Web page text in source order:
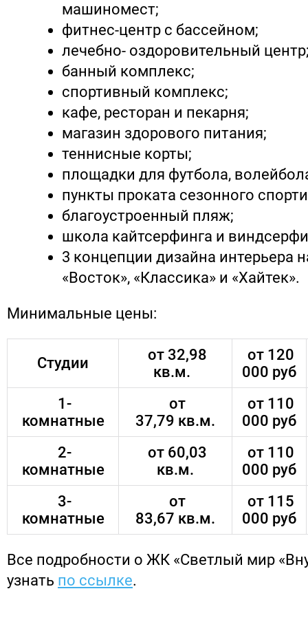
машиномест;
фитнес-центр с бассейном;
лечебно- оздоровительный
банный комплекс;
спортивный комплекс;
кафе, ресторан и пекарня;
магазин здорового питания;
теннисные корты;
площадки для футбола,
пункты проката сезонного
благоустроенный пляж;
школа кайтсерфинга и
3 концепции дизайна интерьера
«Восток», «Классика» и «Хайтек».
Минимальные цены:
Студии
от 32,98
кв.м.
от 120
000 руб
1-
комнатные
от
37,79 кв.м.
от 110
000 руб
2-
комнатные
от 60,03
кв.м.
от 110
000 руб
3-
комнатные
от
83,67 кв.м.
от 115
000 руб
Все подробности о ЖК «Светлый мир
узнать по ссылке.